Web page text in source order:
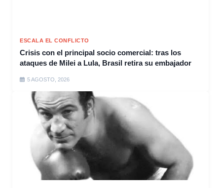
ESCALA EL CONFLICTO
Crisis con el principal socio comercial: tras los
ataques de Milei a Lula, Brasil retira su embajador
5 AGOSTO, 2026